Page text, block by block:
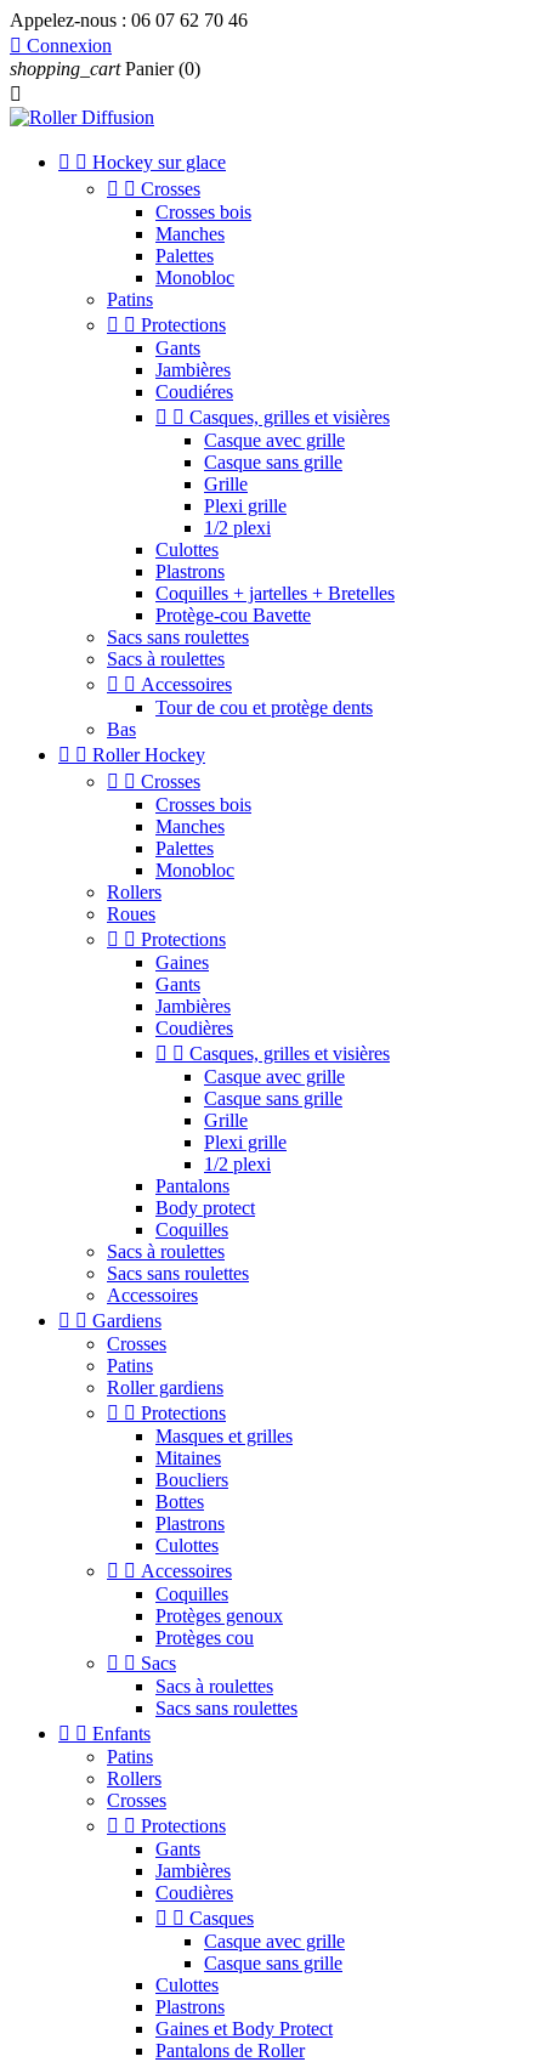
Appelez-nous : 06 07 62 70 46
 Connexion
shopping_cart Panier (0)

  Hockey sur glace
  Crosses
Crosses bois
Manches
Palettes
Monobloc
Patins
  Protections
Gants
Jambières
Coudiéres
  Casques, grilles et visières
Casque avec grille
Casque sans grille
Grille
Plexi grille
1/2 plexi
Culottes
Plastrons
Coquilles + jartelles + Bretelles
Protège-cou Bavette
Sacs sans roulettes
Sacs à roulettes
  Accessoires
Tour de cou et protège dents
Bas
  Roller Hockey
  Crosses
Crosses bois
Manches
Palettes
Monobloc
Rollers
Roues
  Protections
Gaines
Gants
Jambières
Coudières
  Casques, grilles et visières
Casque avec grille
Casque sans grille
Grille
Plexi grille
1/2 plexi
Pantalons
Body protect
Coquilles
Sacs à roulettes
Sacs sans roulettes
Accessoires
  Gardiens
Crosses
Patins
Roller gardiens
  Protections
Masques et grilles
Mitaines
Boucliers
Bottes
Plastrons
Culottes
  Accessoires
Coquilles
Protèges genoux
Protèges cou
  Sacs
Sacs à roulettes
Sacs sans roulettes
  Enfants
Patins
Rollers
Crosses
  Protections
Gants
Jambières
Coudières
  Casques
Casque avec grille
Casque sans grille
Culottes
Plastrons
Gaines et Body Protect
Pantalons de Roller